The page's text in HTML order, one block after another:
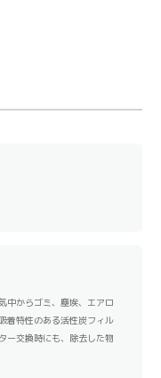
中からゴミ、塵埃、エアロ
着特性のある活性炭フィル
ー交換時にも、除去した物